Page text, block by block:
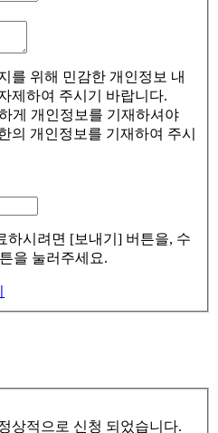
를 위해 민감한 개인정보 내
제하여 주시기 바랍니다.
게 개인정보를 기재하셔야
의 개인정보를 기재하여 주시
하시려면 [보내기] 버튼을, 수
을 눌러주세요.
상적으로 신청 되었습니다.